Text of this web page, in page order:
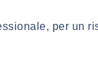
, per un